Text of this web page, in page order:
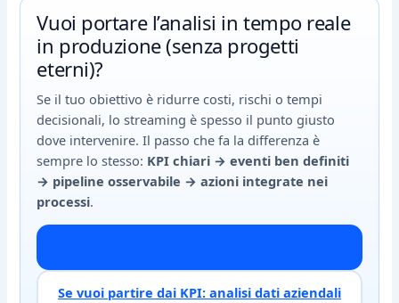
Vuoi portare l’analisi in tempo reale
in produzione (senza progetti
eterni)?
Se il tuo obiettivo è ridurre costi, rischi o tempi
decisionali, lo streaming è spesso il punto giusto
dove intervenire. Il passo che fa la differenza è
sempre lo stesso: KPI chiari → eventi ben definiti
→ pipeline osservabile → azioni integrate nei
processi.
Se vuoi partire dai KPI: analisi dati aziendali